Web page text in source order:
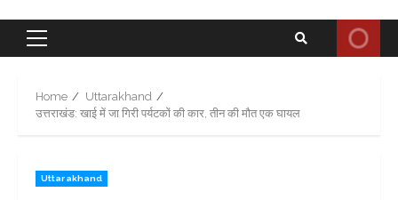
Primary
Home
Uttarakhand
उत्तराखंड: खाई में जा गिरी पर्यटकों की कार, तीन‌ की मौत एक घायल
Uttarakhand